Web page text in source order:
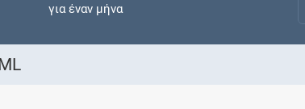
για έναν μήνα